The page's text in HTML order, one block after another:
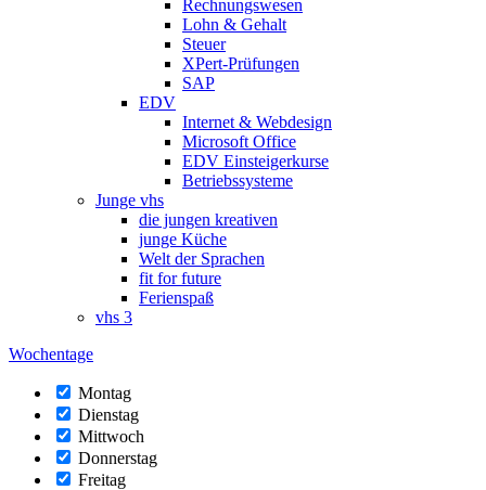
Rechnungswesen
Lohn & Gehalt
Steuer
XPert-Prüfungen
SAP
EDV
Internet & Webdesign
Microsoft Office
EDV Einsteigerkurse
Betriebssysteme
Junge vhs
die jungen kreativen
junge Küche
Welt der Sprachen
fit for future
Ferienspaß
vhs 3
Wochentage
Montag
Dienstag
Mittwoch
Donnerstag
Freitag